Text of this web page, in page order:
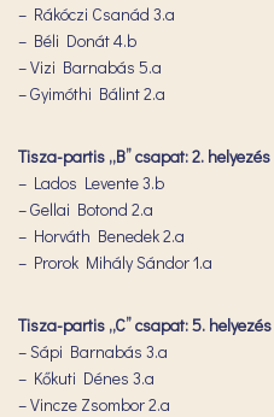
– Rákóczi Csanád 3.a
– Béli Donát 4.b
– Vizi Barnabás 5.a
– Gyimóthi Bálint 2.a
Tisza-partis „B” csapat: 2. helyezés
– Lados Levente 3.b
– Gellai Botond 2.a
– Horváth Benedek 2.a
– Prorok Mihály Sándor 1.a
Tisza-partis „C” csapat: 5. helyezés
– Sápi Barnabás 3.a
– Kőkuti Dénes 3.a
– Vincze Zsombor 2.a